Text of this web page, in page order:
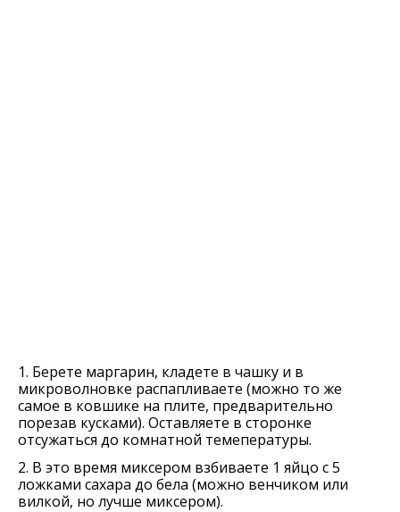
1. Берете маргарин, кладете в чашку и в
микроволновке распапливаете (можно то же
самое в ковшике на плите, предварительно
порезав кусками). Оставляете в сторонке
отсужаться до комнатной темепературы.
2. В это время миксером взбиваете 1 яйцо с 5
ложками сахара до бела (можно венчиком или
вилкой, но лучше миксером).